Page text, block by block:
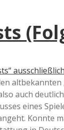
altbekannten
auch
eines
Konnte